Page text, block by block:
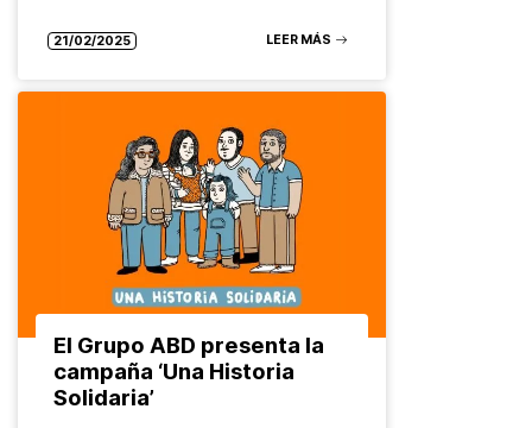
21/02/2025 LEER MÁS
El Grupo ABD presenta la
campaña ‘Una Historia
Solidaria’